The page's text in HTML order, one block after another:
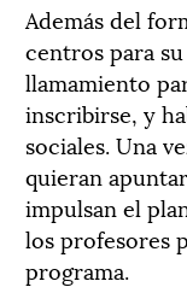
Además del
centros para
llamamiento
inscribirse, y
sociales. Una
quieran
impulsan el
los profesores
programa.